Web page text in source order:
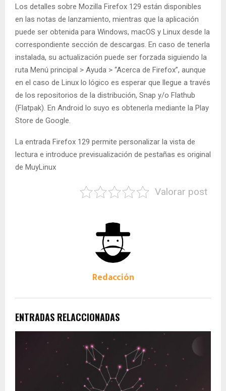
Los detalles sobre Mozilla Firefox 129 están disponibles
en las notas de lanzamiento, mientras que la aplicación
puede ser obtenida para Windows, macOS y Linux desde la
correspondiente sección de descargas. En caso de tenerla
instalada, su actualización puede ser forzada siguiendo la
ruta Menú principal > Ayuda > “Acerca de Firefox”, aunque
en el caso de Linux lo lógico es esperar que llegue a través
de los repositorios de la distribución, Snap y/o Flathub
(Flatpak). En Android lo suyo es obtenerla mediante la Play
Store de Google.
La entrada Firefox 129 permite personalizar la vista de
lectura e introduce previsualización de pestañas es original
de MuyLinux
Valorar post
Redacción
ENTRADAS RELACCIONADAS